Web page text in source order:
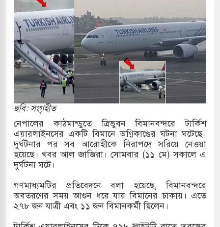
ফ্রি ব্যবহারকারীদের জন্য মেসেজ লিমিট তুলে নিল
পাকিস্তানি হাইকমিশনারের বাসভবনে আগুন, আইসিইউতে
হয়ে আসছে ‘স্পেশাল রেসপন্স ব্যাটালিয়ন
বাসের মুখোমুখি সংঘর্ষে ৯ জন নিহত
৬ শ্রমিক নিহত, আহত ১৫
নিয়ন্ত্রণে দেড় হাজার মসজিদ থেকে মাইক
বন্দুকধারীর গুলিতে শিক্ষক নিহত, হামলাকারীর আত্মহত্যা
ছবি: সংগৃহীত
নেপালের কাঠমান্ডুতে ত্রিভুবন বিমানবন্দরে টার্কিশ
এয়ারলাইনসের একটি বিমানে অগ্নিকাণ্ডের ঘটনা ঘটেছে।
দুর্ঘটনার পর সব আরোহীকে নিরাপদে সরিয়ে নেওয়া
হয়েছে। খবর আল জাজিরা। সোমবার (১১ মে) সকালে এ
দুর্ঘটনা ঘটে।
গণমাধ্যমটির প্রতিবেদনে বলা হয়েছে, বিমানবন্দরে
অবতরণের সময় আগুন ধরে যায় বিমানের চাকায়। এতে
২৭৮ জন যাত্রী এবং ১১ জন বিমানকর্মী ছিলেন।